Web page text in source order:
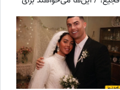
ایران آزادی بیاورند؟!